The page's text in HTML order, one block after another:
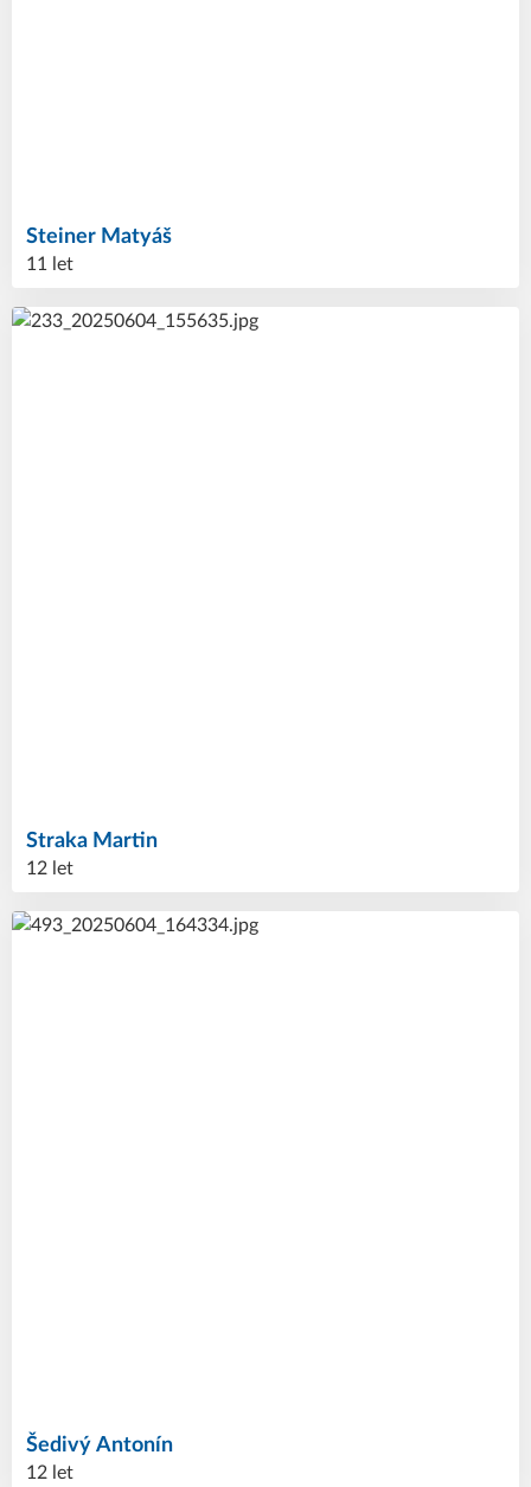
Matyáš
Steiner
11 let
Martin
Straka
12 let
Antonín
Šedivý
12 let